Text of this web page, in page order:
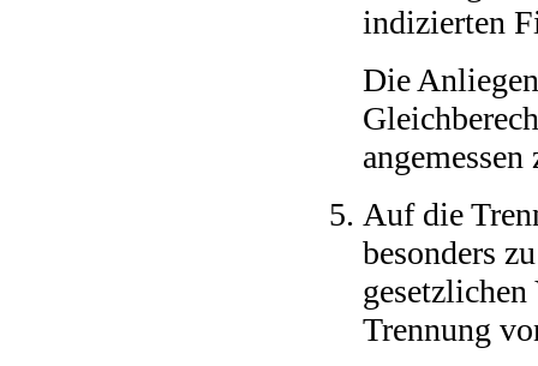
indizierten
Die
Auf die
besonders
Trennung